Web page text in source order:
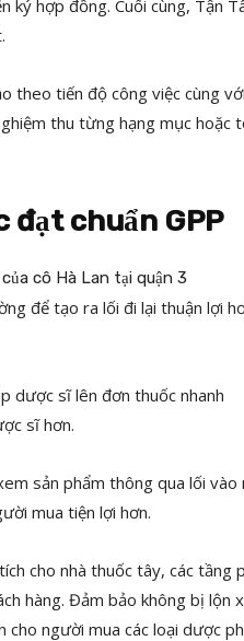
ký hợp đồng. Cuối cùng, Tận
theo tiến độ công việc cùng
thu từng hạng mục hoặc
đạt chuẩn GPP
để tạo ra lối đi lại thuận lợi
dược sĩ lên đơn thuốc nhanh
sĩ hơn.
sản phẩm thông qua lối vào
mua tiện lợi hơn.
cho nhà thuốc tây, các tầng
hàng. Đảm bảo không bị lộn
người mua các loại dược